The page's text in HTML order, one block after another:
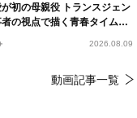
初の母親役 トランスジェン
の視点で描く青春タイムス
2026.08.09
動画記事一覧